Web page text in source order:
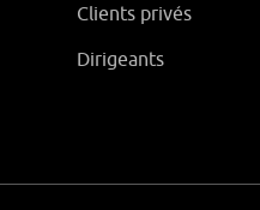
Clients privés
Dirigeants